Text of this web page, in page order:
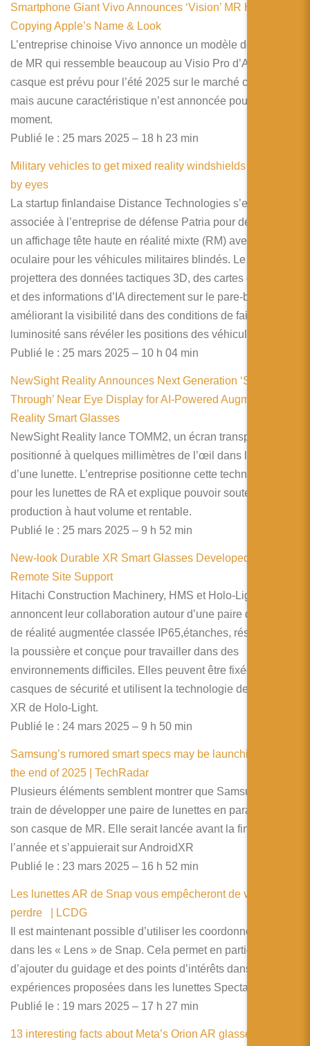
Smartphone Giant Vivo Announces ‘Vision’ MR Headset,
Copying Apple’s Name & Look
L’entreprise chinoise Vivo annonce un modèle de casque
de MR qui ressemble beaucoup au Visio Pro d’Apple. Le
casque est prévu pour l’été 2025 sur le marché chinois,
mais aucune caractéristique n’est annoncée pour le
moment.
Publié le : 25 mars 2025 – 18 h 23 min
Military vehicles to get mixed reality windshields controlled
by eyes
La startup finlandaise Distance Technologies s’est
associée à l’entreprise de défense Patria pour développer
un affichage tête haute en réalité mixte (RM) avec suivi
oculaire pour les véhicules militaires blindés. Le système
projettera des données tactiques 3D, des cartes de terrain
et des informations d’IA directement sur le pare-brise,
améliorant la visibilité dans des conditions de faible
luminosité sans révéler les positions des véhicules.
Publié le : 25 mars 2025 – 10 h 04 min
NewSight Reality Announces Next Generation ‘See-
Through’ Near Eye Display for AI-Powered Augmented
Reality Smart Glasses
NewSight Reality lance TOMM2, un écran transparent
positionné à quelques millimètres de l’œil dans le verre
d’une lunette. L’entreprise positionne cette technologie
pour les lunettes de RA et explique pouvoir soutenir une
production à haut volume et rentable.
Publié le : 25 mars 2025 – 9 h 52 min
New-look Durable XR Smart Glasses Developed for
Remote Site Support
Hitachi Construction Machinery, HMS et Holo-Light
annoncent leur collaboration autour d’une paire de lunettes
de réalité augmentée classée IP65,étanches, résistante à
la poussière et conçue pour travailler dans des
environnements difficiles. Elles peuvent être fixées aux
casques de sécurité et utilisent la technologie de streaming
XR de Holo-Light.
Publié le : 24 mars 2025 – 9 h 50 min
Samsung’s rumored smart specs may be launching before
the end of 2025 | TechRadar
Plusieurs éléments semblent montrer que Samsung est en
train de développer une paire de lunettes en parallèle de
son casque de MR. Elle serait lancée avant la fin de
l’année et s’appuierait sur AndroidXR
Publié le : 23 mars 2025 – 16 h 52 min
Les lunettes AR de Snap vous empêcheront de vous
perdre | LCDG
Il est maintenant possible d’utiliser les coordonnées GPS
dans les « Lens » de Snap. Cela permet en particulier
d’ajouter du guidage et des points d’intérêts dans les
expériences proposées dans les lunettes Spectacle 5.
Publié le : 19 mars 2025 – 17 h 27 min
13 interesting facts about Meta’s Orion AR glasses